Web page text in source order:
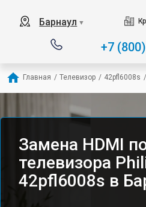
Барнаул ▼
+7
Главная / Телевизор / 42pfl6008s /
Замена HDMI
телевизора
42pfl6008s в